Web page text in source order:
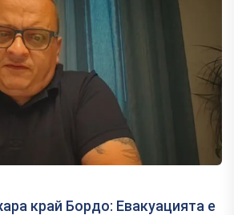
край Бордо: Евакуацията е